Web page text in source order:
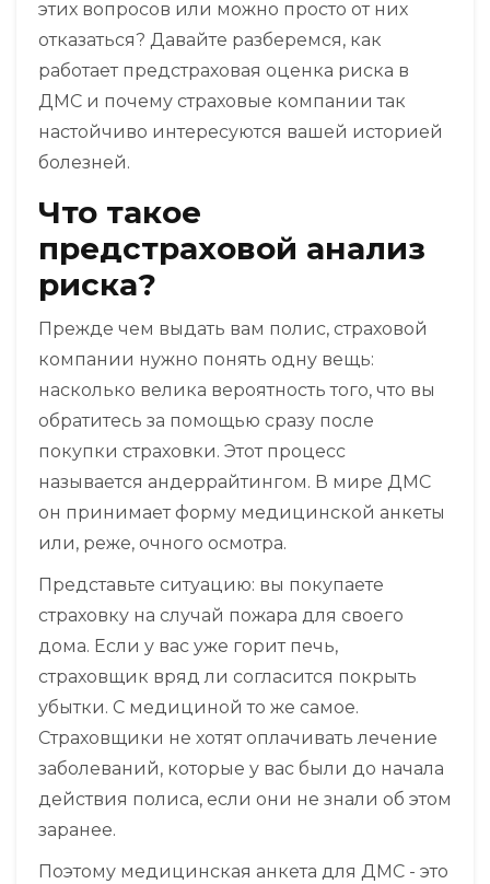
этих вопросов или можно просто от них
отказаться? Давайте разберемся, как
работает предстраховая оценка риска в
ДМС и почему страховые компании так
настойчиво интересуются вашей историей
болезней.
Что такое
предстраховой анализ
риска?
Прежде чем выдать вам полис, страховой
компании нужно понять одну вещь:
насколько велика вероятность того, что вы
обратитесь за помощью сразу после
покупки страховки. Этот процесс
называется андеррайтингом. В мире ДМС
он принимает форму медицинской анкеты
или, реже, очного осмотра.
Представьте ситуацию: вы покупаете
страховку на случай пожара для своего
дома. Если у вас уже горит печь,
страховщик вряд ли согласится покрыть
убытки. С медициной то же самое.
Страховщики не хотят оплачивать лечение
заболеваний, которые у вас были до начала
действия полиса, если они не знали об этом
заранее.
Поэтому медицинская анкета для ДМС - это